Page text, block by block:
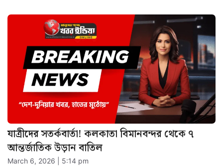
যাত্রীদের সতর্কবার্তা! কলকাতা বিমানবন্দর থেকে ৭
আন্তর্জাতিক উড়ান বাতিল
March 6, 2026 | 5:14 pm